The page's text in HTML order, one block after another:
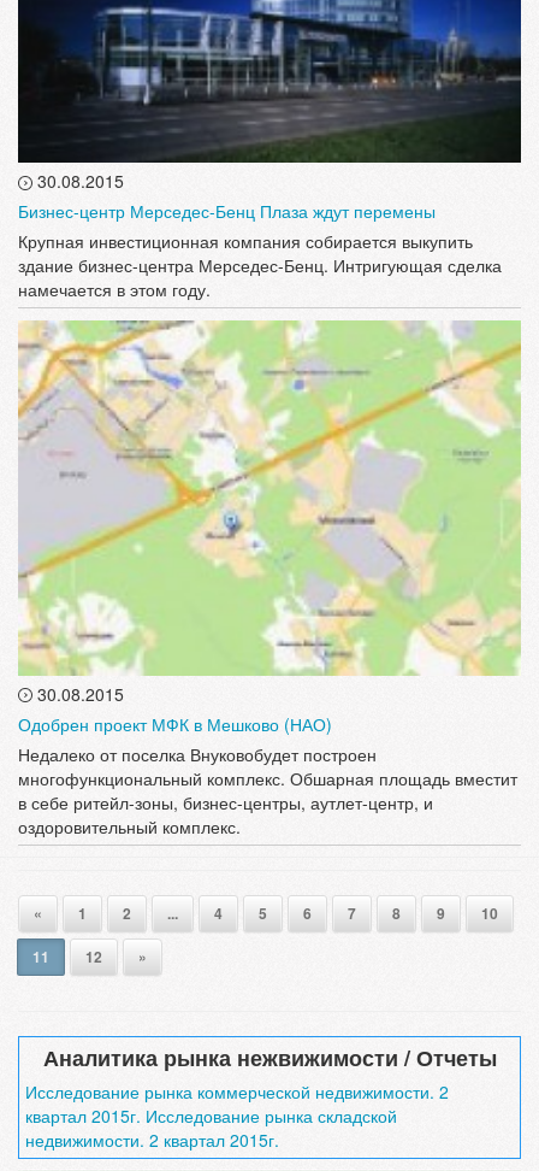
30.08.2015
Бизнес-центр Мерседес-Бенц Плаза ждут перемены
Крупная инвестиционная компания собирается выкупить
здание бизнес-центра Мерседес-Бенц. Интригующая сделка
намечается в этом году.
30.08.2015
Одобрен проект МФК в Мешково (НАО)
Недалеко от поселка Внуковобудет построен
многофункциональный комплекс. Обшарная площадь вместит
в себе ритейл-зоны, бизнес-центры, аутлет-центр, и
оздоровительный комплекс.
« 1 2 ... 4 5 6 7 8 9
10
11
12 »
Аналитика рынка нежвижимости / Отчеты
Исследование рынка коммерческой недвижимости. 2
квартал 2015г. Исследование рынка складской
недвижимости. 2 квартал 2015г.